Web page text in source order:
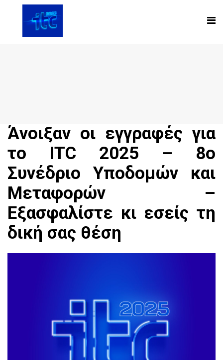
Άνοιξαν οι εγγραφές για
το ITC 2025 – 8ο
Συνέδριο Υποδομών και
Μεταφορών –
Εξασφαλίστε κι εσείς τη
δική σας θέση